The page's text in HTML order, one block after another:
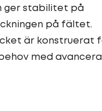
ger stabilitet på
på fältet.
är konstruerat
med